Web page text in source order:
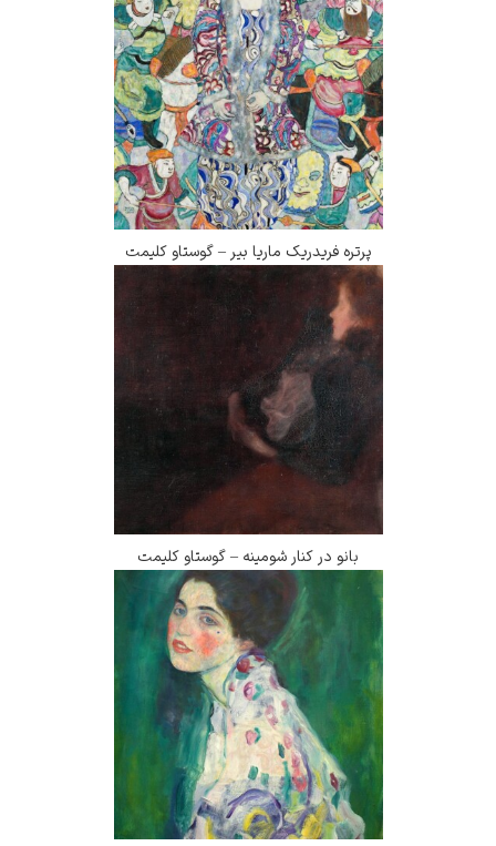
پرتره فریدریک ماریا بیر – گوستاو کلیمت
بانو در کنار شومینه – گوستاو کلیمت